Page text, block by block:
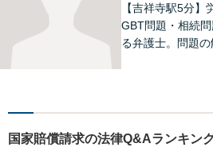
【吉祥寺駅5分】
GBT問題・相続
る弁護士。問題の
にご相談くださ
り添い、納得の解
ます。
国家賠償請求の法律Q&Aランキン